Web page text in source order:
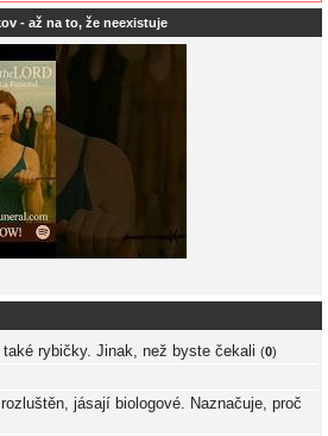
- až na to, že neexistuje
rybičky. Jinak, než byste čekali (0)
jásají biologové. Naznačuje, proč